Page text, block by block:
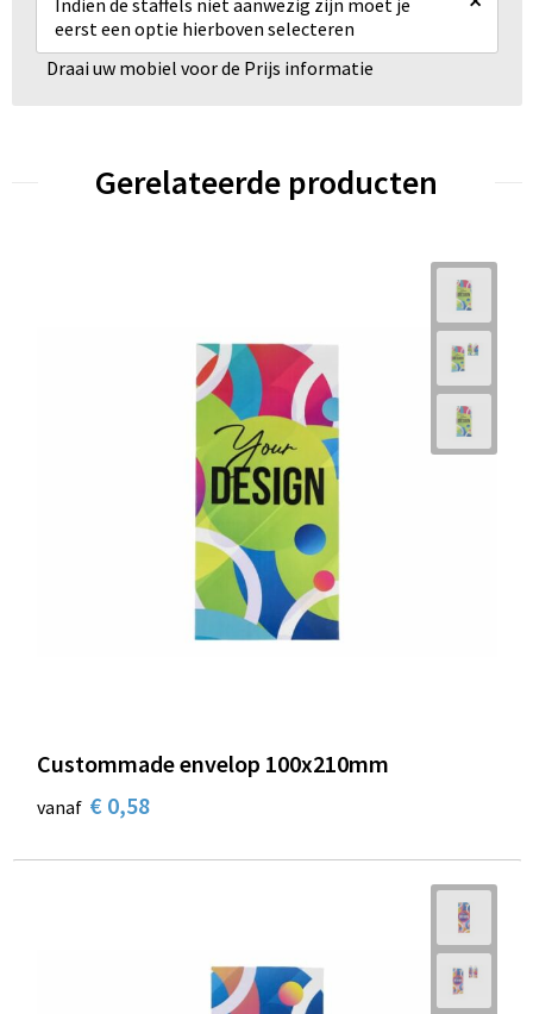
Indien de staffels niet aanwezig zijn moet je
eerst een optie hierboven selecteren
Draai uw mobiel voor de Prijs informatie
Gerelateerde producten
Custommade envelop 100x210mm
vanaf € 0,58